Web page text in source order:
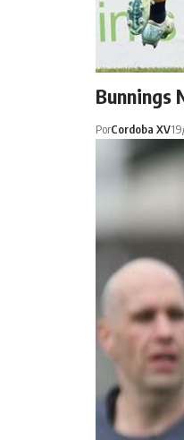
Bunnings
PorCordoba XV